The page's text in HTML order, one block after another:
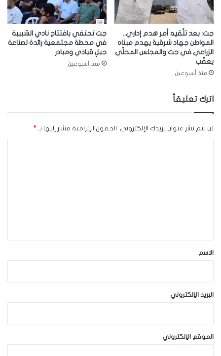
جت: بعد تلّقيه أمر هدم إداري..
المواطن جهاد شرقية يهدم مبناه
الزراعي في جت والمجلس المحلّي
يعقّب
منذ أسبوعين
جت تحتفي بافتتاح نادي الشبيبة
في محطة مجتمعية رائدة لصناعة
جيلٍ قيادي ومبادر
منذ أسبوعين
اترك تعليقاً
لن يتم نشر عنوان بريدك الإلكتروني. الحقول الإلزامية مشار إليها بـ *
*
الاسم
البريد الإلكتروني
الموقع الإلكتروني